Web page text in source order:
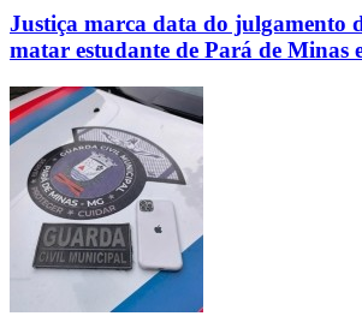
Justiça marca data do julgamento
matar estudante de Pará de Minas